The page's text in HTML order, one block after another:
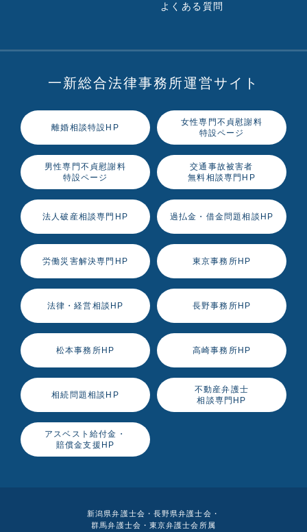
よくある質問
一新総合法律事務所運営サイト
離婚相談特設HP
女性専門不貞慰謝料
特設ページ
男性専門不貞慰謝料
特設ページ
交通事故被害者
無料相談専門HP
法人破産相談専門HP 過払金・借金問題相談HP
労働災害解決専門HP 東京事務所HP
法律・経営相談HP 長野事務所HP
松本事務所HP 高崎事務所HP
相続問題相談HP
不動産弁護士
相談専門HP
アスベスト給付金・
賠償金支援HP
新潟県弁護士会・長野県弁護士会・
群馬弁護士会・東京弁護士会所属